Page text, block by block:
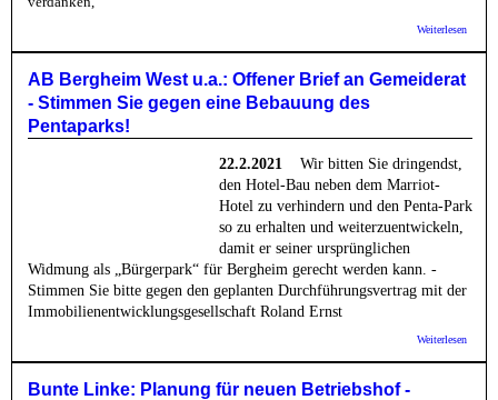
Weiterlesen
AB Bergheim West u.a.: Offener Brief an Gemeiderat
- Stimmen Sie gegen eine Bebauung des
Pentaparks!
22.2.2021
Wir bitten Sie dringendst,
den Hotel-Bau neben dem Marriot-
Hotel zu verhindern und den Penta-Park
so zu erhalten und weiterzuentwickeln,
damit er seiner ursprünglichen
Widmung als „Bürgerpark“ für Bergheim gerecht werden kann. -
Stimmen Sie bitte gegen den geplanten Durchführungsvertrag mit der
Immobilienentwicklungsgesellschaft Roland Ernst
Weiterlesen
West
Bunte Linke: Planung für neuen Betriebshof -